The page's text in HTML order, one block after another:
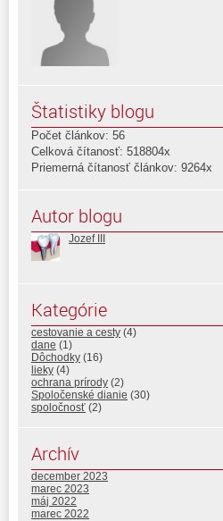
Štatistiky blogu
Počet článkov: 56
Celková čítanosť: 518804x
Priemerná čítanosť článkov: 9264x
Autor blogu
Jozef III
Kategórie
cestovanie a cesty (4)
dane (1)
Dôchodky (16)
lieky (4)
ochrana prírody (2)
Spoločenské dianie (30)
spoločnosť (2)
Archív
december 2023
marec 2023
máj 2022
marec 2022